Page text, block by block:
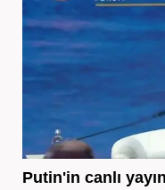
Putin'in canlı